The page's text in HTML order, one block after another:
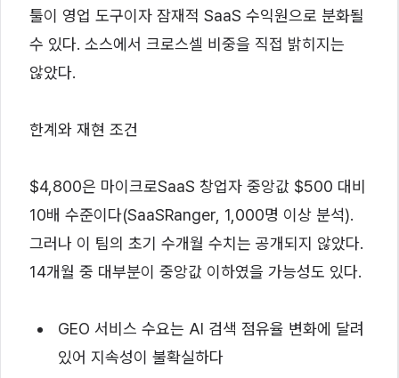
툴이 영업 도구이자 잠재적 SaaS 수익원으로 분화될
수 있다. 소스에서 크로스셀 비중을 직접 밝히지는
않았다.
한계와 재현 조건
$4,800은 마이크로SaaS 창업자 중앙값 $500 대비
10배 수준이다(SaaSRanger, 1,000명 이상 분석).
그러나 이 팀의 초기 수개월 수치는 공개되지 않았다.
14개월 중 대부분이 중앙값 이하였을 가능성도 있다.
GEO 서비스 수요는 AI 검색 점유율 변화에 달려
있어 지속성이 불확실하다